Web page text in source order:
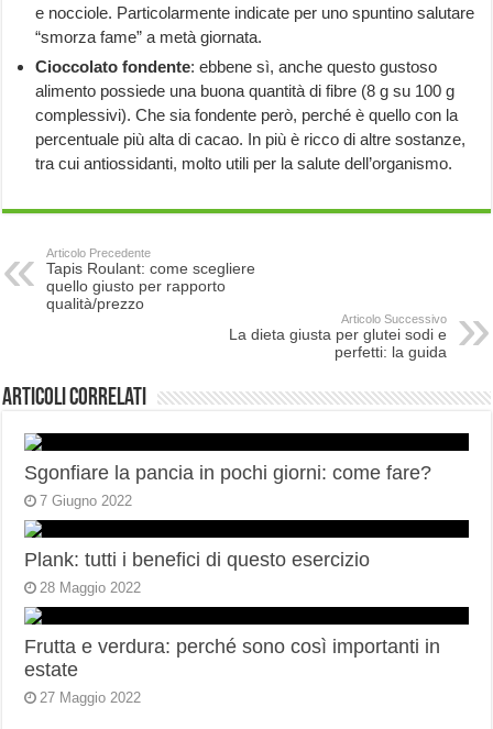
e nocciole. Particolarmente indicate per uno spuntino salutare
“smorza fame” a metà giornata.
Cioccolato fondente: ebbene sì, anche questo gustoso
alimento possiede una buona quantità di fibre (8 g su 100 g
complessivi). Che sia fondente però, perché è quello con la
percentuale più alta di cacao. In più è ricco di altre sostanze,
tra cui antiossidanti, molto utili per la salute dell’organismo.
Articolo Precedente
Tapis Roulant: come scegliere
quello giusto per rapporto
qualità/prezzo
Articolo Successivo
La dieta giusta per glutei sodi e
perfetti: la guida
Articoli correlati
Sgonfiare la pancia in pochi giorni: come fare?
7 Giugno 2022
Plank: tutti i benefici di questo esercizio
28 Maggio 2022
Frutta e verdura: perché sono così importanti in
estate
27 Maggio 2022